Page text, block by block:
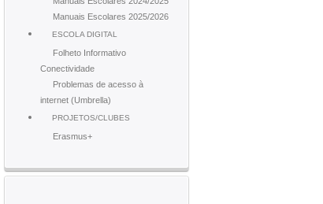
Manuais Escolares 2025/2026
ESCOLA DIGITAL
Folheto Informativo
Conectividade
Problemas de acesso à
internet (Umbrella)
PROJETOS/CLUBES
Erasmus+